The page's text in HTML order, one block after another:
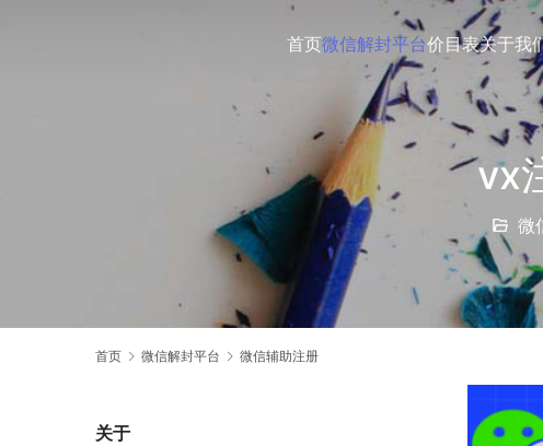
首页微信解封平台价目表关于我
vx
微
首页 微信解封平台 微信辅助注册
关于